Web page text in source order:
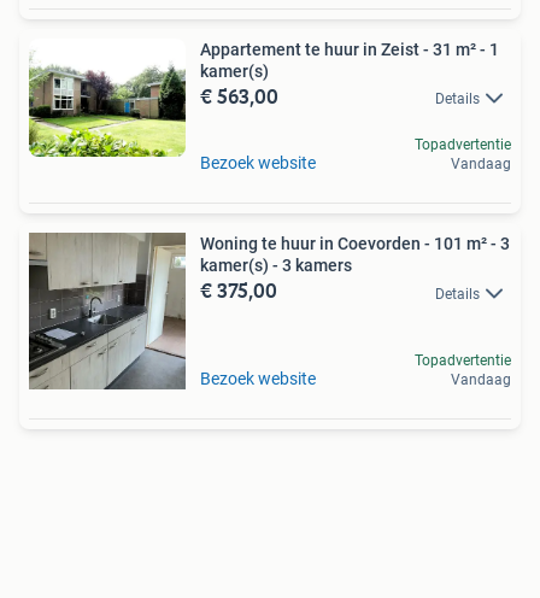
Appartement te huur in Zeist - 31 m² - 1
kamer(s)
€ 563,00 Details
Bezoek website
Topadvertentie
Vandaag
Woning te huur in Coevorden - 101 m² - 3
kamer(s) - 3 kamers
€ 375,00 Details
Bezoek website
Topadvertentie
Vandaag